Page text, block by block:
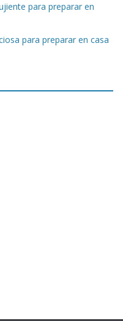
para preparar en
para preparar en casa